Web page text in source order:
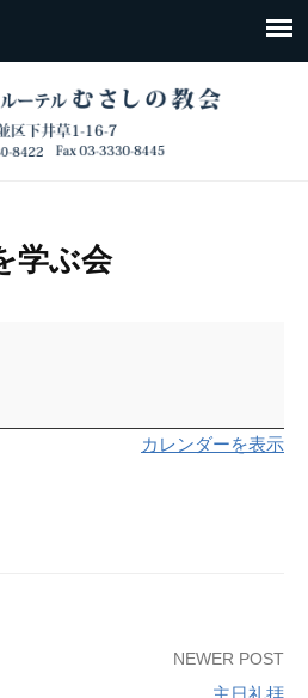
学ぶ会
カレンダーを表示
NEWER POST
主日礼拝